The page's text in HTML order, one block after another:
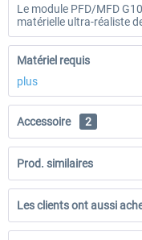
Le module PFD/MFD
matérielle ultra-réaliste
Matériel requis
plus
Accessoire 2
Prod. similaires
Les clients ont aussi